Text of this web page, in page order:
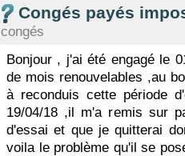
Congés payés
congés
Bonjour , j'ai été engagé le
de mois renouvelables ,au
à reconduis cette période
19/04/18 ,il m'a remis sur
d'essai et que je quitterai
voila le problème qu'il se